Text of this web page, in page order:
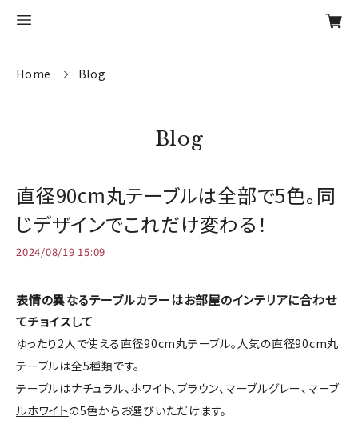
Home Blog
Blog
直径90cm丸テーブルは全部で5色。同
じデザインでこれだけ変わる！
2024/08/19 15:09
表情の異なるテーブルカラーはお部屋のインテリアに合わせ
てチョイスして
ゆったり2人で使える直径90cm丸テーブル。人気の直径90cm丸
テーブルは全5種類です。
テーブルはナチュラル、 ホワイト、 ブラウン、 マーブルグレー、 マーブ
ルホワイトの5色からお選びいただけます。